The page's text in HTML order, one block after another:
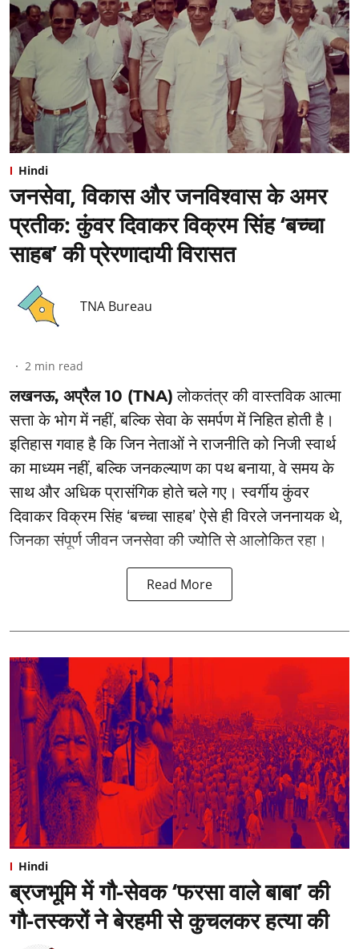
Hindi
जनसेवा, विकास और जनविश्वास के अमर
प्रतीक: कुंवर दिवाकर विक्रम सिंह ‘बच्चा
साहब’ की प्रेरणादायी विरासत
TNA Bureau
2 min read
लखनऊ, अप्रैल 10 (TNA) लोकतंत्र की वास्तविक आत्मा
सत्ता के भोग में नहीं, बल्कि सेवा के समर्पण में निहित होती है।
इतिहास गवाह है कि जिन नेताओं ने राजनीति को निजी स्वार्थ
का माध्यम नहीं, बल्कि जनकल्याण का पथ बनाया, वे समय के
साथ और अधिक प्रासंगिक होते चले गए। स्वर्गीय कुंवर
दिवाकर विक्रम सिंह ‘बच्चा साहब’ ऐसे ही विरले जननायक थे,
जिनका संपूर्ण जीवन जनसेवा की ज्योति से आलोकित रहा।
Read More
Hindi
ब्रजभूमि में गौ-सेवक ‘फरसा वाले बाबा’ की
गौ-तस्करों ने बेरहमी से कुचलकर हत्या की